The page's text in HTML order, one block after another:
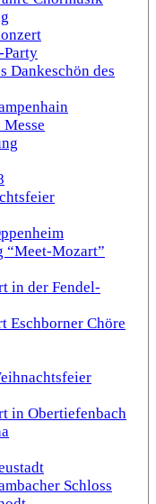
Party
Dankeschön des
“Meet-Mozart”
in der Fendel-
Eschborner Chöre
in Obertiefenbach
Schloss